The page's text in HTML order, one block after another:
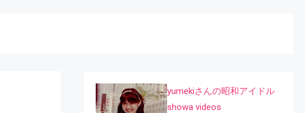
yumekiさんの昭和アイドル
showa videos